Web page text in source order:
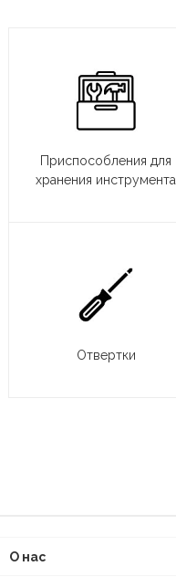
Приспособления для
хранения инструмента
Отвертки
О нас